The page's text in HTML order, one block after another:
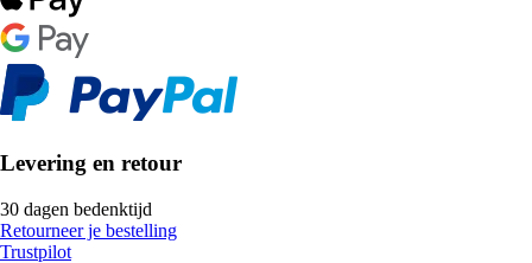
Levering en retour
30 dagen bedenktijd
Retourneer je bestelling
Trustpilot